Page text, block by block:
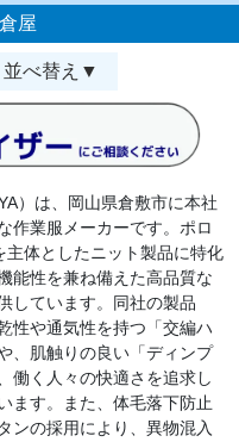
屋
並べ替え
）は、岡山県倉敷市に本社
作業服メーカーです。ポロ
主体としたニット製品に特化
能性を兼ね備えた高品質な
しています。同社の製品
性や通気性を持つ「交編ハ
、肌触りの良い「ディンプ
働く人々の快適さを追求し
ます。また、体毛落下防止
ンの採用により、異物混入